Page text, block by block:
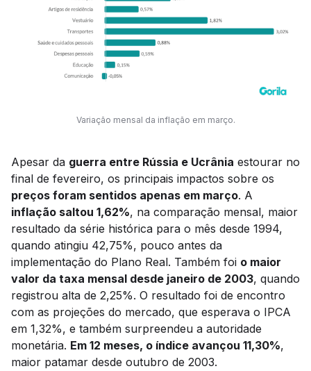
Variação mensal da inflação em março.
Apesar da guerra entre Rússia e Ucrânia estourar no
final de fevereiro, os principais impactos sobre os
preços foram sentidos apenas em março. A
inflação saltou 1,62%, na comparação mensal, maior
resultado da série histórica para o mês desde 1994,
quando atingiu 42,75%, pouco antes da
implementação do Plano Real. Também foi o maior
valor da taxa mensal desde janeiro de 2003, quando
registrou alta de 2,25%. O resultado foi de encontro
com as projeções do mercado, que esperava o IPCA
em 1,32%, e também surpreendeu a autoridade
monetária. Em 12 meses, o índice avançou 11,30%,
maior patamar desde outubro de 2003.